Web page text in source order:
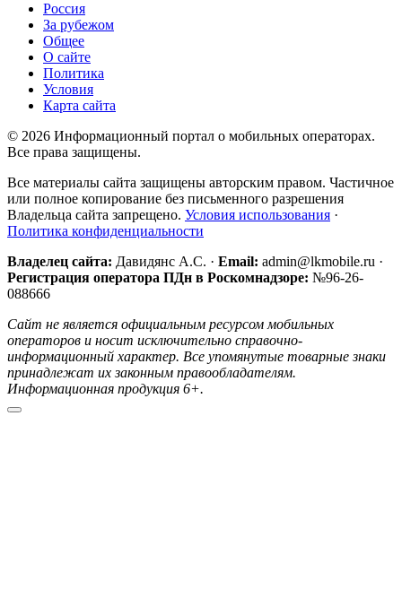
Россия
За рубежом
Общее
О сайте
Политика
Условия
Карта сайта
© 2026 Информационный портал о мобильных операторах.
Все права защищены.
Все материалы сайта защищены авторским правом. Частичное
или полное копирование без письменного разрешения
Владельца сайта запрещено. Условия использования ·
Политика конфиденциальности
Владелец сайта: Давидянс А.С. · Email: admin@lkmobile.ru ·
Регистрация оператора ПДн в Роскомнадзоре: №96-26-
088666
Сайт не является официальным ресурсом мобильных
операторов и носит исключительно справочно-
информационный характер. Все упомянутые товарные знаки
принадлежат их законным правообладателям.
Информационная продукция 6+.